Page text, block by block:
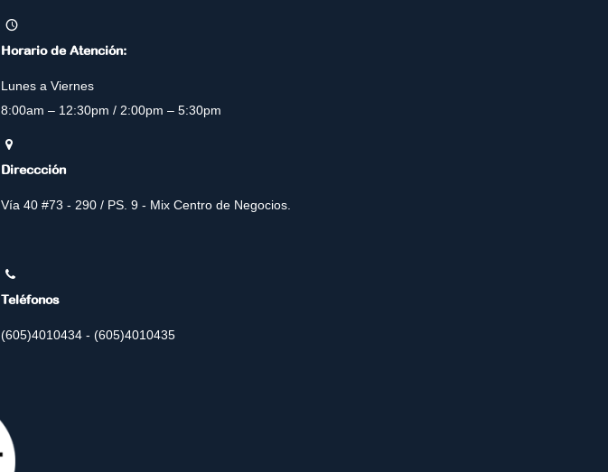
Horario de Atención:
Lunes a Viernes
8:00am – 12:30pm / 2:00pm – 5:30pm
Direccción
Vía 40 #73 - 290 / PS. 9 - Mix Centro de Negocios.
Teléfonos
(605)4010434 - (605)4010435